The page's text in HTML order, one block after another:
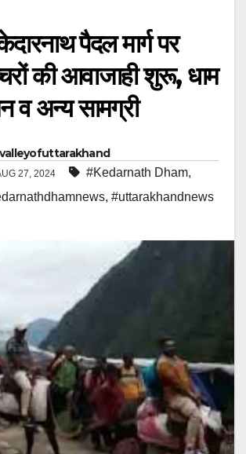
पैदल मार्ग पर
की आवाजाही शुरू, धाम
व अन्य सामग्री
valleyofuttarakhand
27, 2024 #Kedarnath Dham,
, #uttarakhandnews